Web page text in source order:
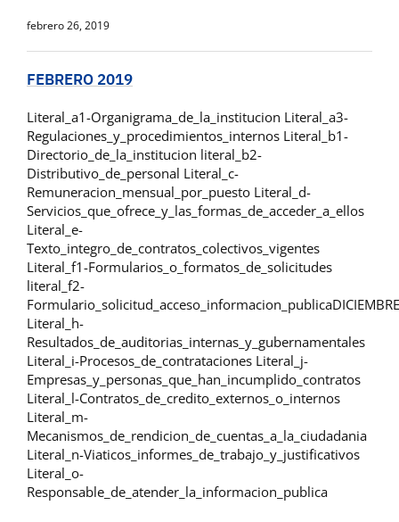
febrero 26, 2019
FEBRERO 2019
Literal_a1-Organigrama_de_la_institucion Literal_a3-
Regulaciones_y_procedimientos_internos Literal_b1-
Directorio_de_la_institucion literal_b2-
Distributivo_de_personal Literal_c-
Remuneracion_mensual_por_puesto Literal_d-
Servicios_que_ofrece_y_las_formas_de_acceder_a_ellos
Literal_e-
Texto_integro_de_contratos_colectivos_vigentes
Literal_f1-Formularios_o_formatos_de_solicitudes
literal_f2-
Formulario_solicitud_acceso_informacion_publicaDICIEMBRE
Literal_h-
Resultados_de_auditorias_internas_y_gubernamentales
Literal_i-Procesos_de_contrataciones Literal_j-
Empresas_y_personas_que_han_incumplido_contratos
Literal_l-Contratos_de_credito_externos_o_internos
Literal_m-
Mecanismos_de_rendicion_de_cuentas_a_la_ciudadania
Literal_n-Viaticos_informes_de_trabajo_y_justificativos
Literal_o-
Responsable_de_atender_la_informacion_publica